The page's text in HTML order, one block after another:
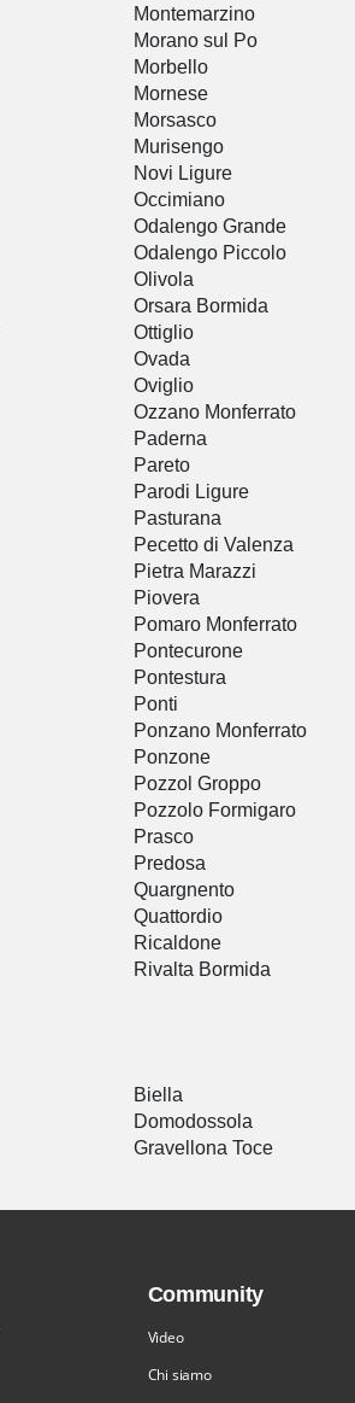
Montemarzino
Morano sul Po
Morbello
Mornese
Morsasco
Murisengo
Novi Ligure
Occimiano
Odalengo Grande
Odalengo Piccolo
Olivola
Orsara Bormida
Ottiglio
Ovada
Oviglio
Ozzano Monferrato
Paderna
Pareto
Parodi Ligure
Pasturana
Pecetto di Valenza
Pietra Marazzi
Piovera
Pomaro Monferrato
Pontecurone
Pontestura
Ponti
Ponzano Monferrato
Ponzone
Pozzol Groppo
Pozzolo Formigaro
Prasco
Predosa
Quargnento
Quattordio
Ricaldone
Rivalta Bormida
Biella
Domodossola
Gravellona Toce
Community
Video
Chi siamo